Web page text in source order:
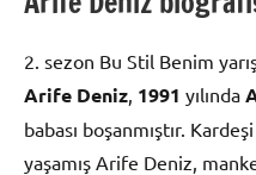
2. sezon Bu Stil Benim
Arife Deniz 1991 yılında
babası boşanmıştır.
yaşamış Arife Deniz,